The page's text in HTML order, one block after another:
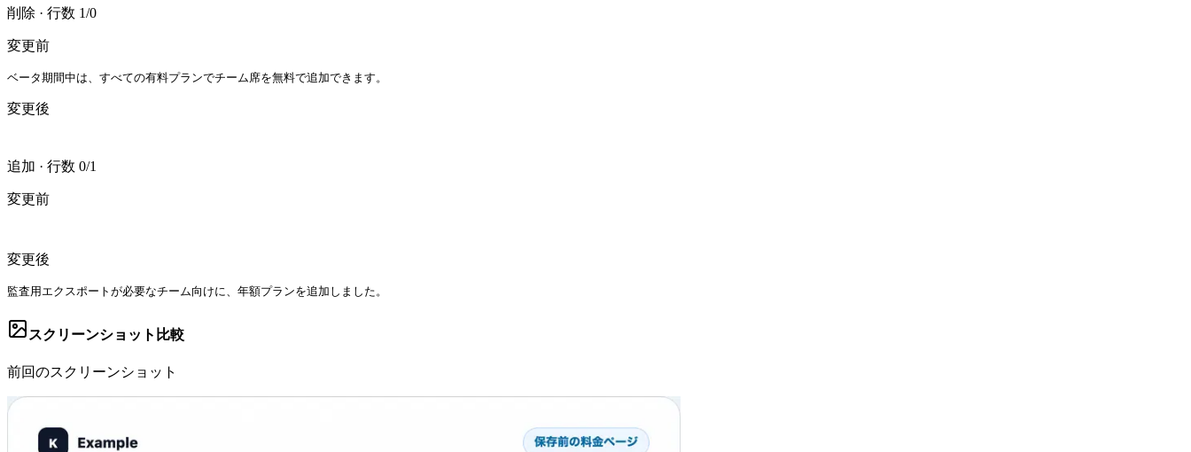
削除 · 行数 1/0
変更前
ベータ期間中は、すべての有料プランでチーム席を無料で追加できます。
変更後
追加 · 行数 0/1
変更前
変更後
監査用エクスポートが必要なチーム向けに、年額プランを追加しました。
スクリーンショット比較
前回のスクリーンショット